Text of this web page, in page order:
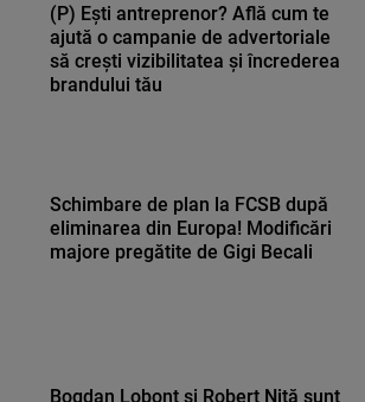
(P) Ești antreprenor? Află cum te
ajută o campanie de advertoriale
să crești vizibilitatea și încrederea
brandului tău
Schimbare de plan la FCSB după
eliminarea din Europa! Modificări
majore pregătite de Gigi Becali
Bogdan Lobonț și Robert Niță sunt